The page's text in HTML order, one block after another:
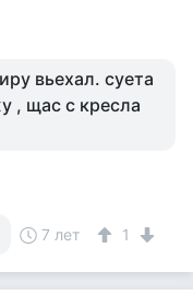
вьехал. суета
, щас с кресла
7 лет 1